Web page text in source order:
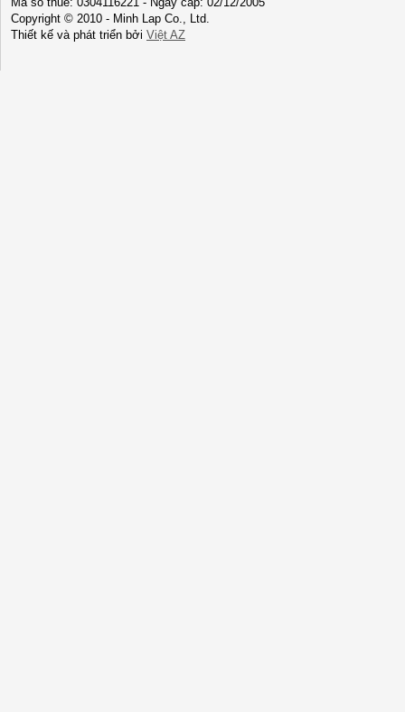
Copyright © 2010 - Minh Lap Co., Ltd.
Thiết kế và phát triển bởi Việt AZ